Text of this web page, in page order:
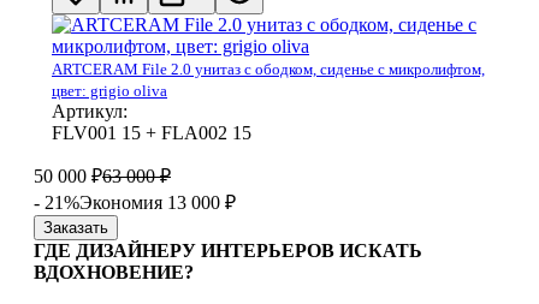
ARTCERAM File 2.0 унитаз с ободком, сиденье с микролифтом,
цвет: grigio oliva
Артикул:
FLV001 15 + FLA002 15
50 000 ₽63 000 ₽
- 21%Экономия 13 000 ₽
Заказать
ГДЕ ДИЗАЙНЕРУ ИНТЕРЬЕРОВ ИСКАТЬ
ВДОХНОВЕНИЕ?